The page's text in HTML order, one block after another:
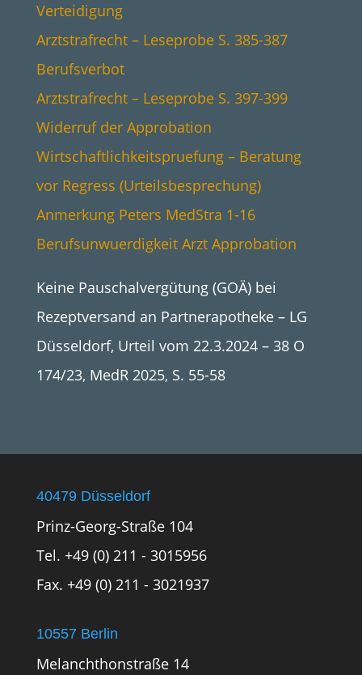
Verteidigung
Arztstrafrecht – Leseprobe S. 385-387
Berufsverbot
Arztstrafrecht – Leseprobe S. 397-399
Widerruf der Approbation
Wirtschaftlichkeitspruefung – Beratung
vor Regress (Urteilsbesprechung)
Anmerkung Peters MedStra 1-16
Berufsunwuerdigkeit Arzt Approbation
Keine Pauschalvergütung (GOÄ) bei
Rezeptversand an Partnerapotheke – LG
Düsseldorf, Urteil vom 22.3.2024 – 38 O
174/23, MedR 2025, S. 55-58
40479 Düsseldorf
Prinz-Georg-Straße 104
Tel. +49 (0) 211 - 3015956
Fax. +49 (0) 211 - 3021937
10557 Berlin
Melanchthonstraße 14